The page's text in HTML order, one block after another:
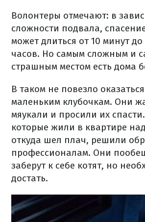
Волонтеры отмечают: в
сложности подвала,
может длиться от 10 минут
часов. Но самым сложным и
страшным местом есть дома
В таком не повезло
маленьким клубочкам. Они
мяукали и просили их спасти.
которые жили в квартире
откуда шел плач, решили
профессионалам. Они
заберут к себе котят, но
достать.